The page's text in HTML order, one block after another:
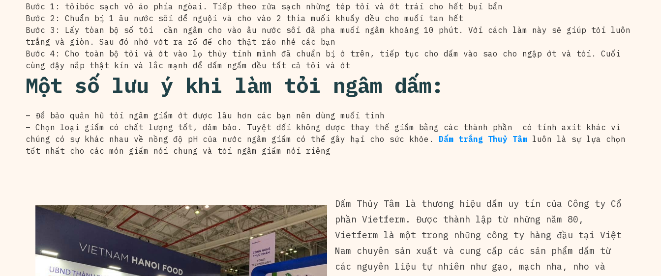
Bước 1: tỏibóc sạch vỏ áo phía ngòai. Tiếp theo rửa sạch những tép tỏi và ớt trái cho hết bụi bẩn
Bước 2: Chuẩn bị 1 âu nước sôi để nguội và cho vào 2 thìa muối khuấy đều cho muối tan hết
Bước 3: Lấy tòan bộ số tỏi cần ngâm cho vào âu nước sôi đã pha muối ngâm khoảng 10 phút. Với cách làm này sẽ giúp tỏi luôn
trắng và giòn. Sau đó nhớ vớt ra rổ để cho thật ráo nhé các bạn
Bước 4: Cho toàn bộ tỏi và ớt vào lọ thủy tinh mình đã chuẩn bị ở trên, tiếp tục cho dấm vào sao cho ngập ớt và tỏi. Cuối
cùng đậy nắp thật kín và lắc mạnh để dấm ngấm đều tất cả tỏi và ớt
Một số lưu ý khi làm tỏi ngâm dấm:
– Để bảo quản hũ tỏi ngâm giấm ớt được lâu hơn các bạn nên dùng muối tinh
– Chọn loại giấm có chất lượng tốt, đảm bảo. Tuyệt đối không được thay thế giấm bằng các thành phần có tính axit khác vì
chúng có sự khác nhau về nồng độ pH của nước ngâm giấm có thể gây hại cho sức khỏe.
Dấm trắng Thuỷ Tâm luôn là sự lựa chọn
tốt nhất cho các món giấm nói chung và tỏi ngâm giấm nói riêng
Dấm Thủy Tâm là thương hiệu dấm uy tín của Công ty Cổ
phần Vietferm. Được thành lập từ những năm 80,
Vietferm là một trong những công ty hàng đầu tại Việt
Nam chuyên sản xuất và cung cấp các sản phẩm dấm từ
các nguyên liệu tự nhiên như gạo, mạch nha, nho và